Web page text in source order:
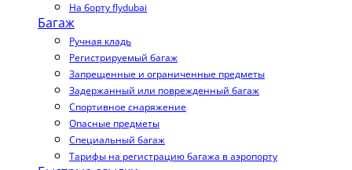
На борту flydubai
Багаж
Ручная кладь
Регистрируемый багаж
Запрещенные и ограниченные предметы
Задержанный или поврежденный багаж
Спортивное снаряжение
Опасные предметы
Специальный багаж
Тарифы на регистрацию багажа в аэропорту